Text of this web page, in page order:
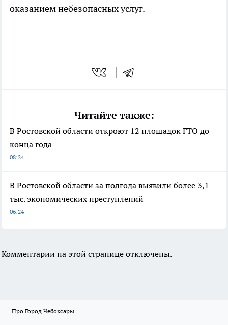
оказанием небезопасных услуг.
Читайте также:
В Ростовской области откроют 12 площадок ГТО до
конца года
08:24
В Ростовской области за полгода выявили более 3,1
тыс. экономических преступлений
06:24
Комментарии на этой странице отключены.
Про Город Чебоксары